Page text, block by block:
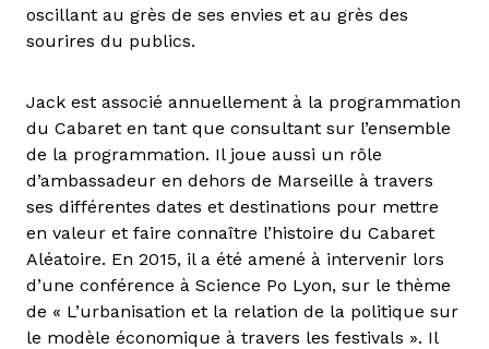
oscillant au grès de ses envies et au grès des
sourires du publics.
Jack est associé annuellement à la programmation
du Cabaret en tant que consultant sur l’ensemble
de la programmation. Il joue aussi un rôle
d’ambassadeur en dehors de Marseille à travers
ses différentes dates et destinations pour mettre
en valeur et faire connaître l’histoire du Cabaret
Aléatoire. En 2015, il a été amené à intervenir lors
d’une conférence à Science Po Lyon, sur le thème
de « L’urbanisation et la relation de la politique sur
le modèle économique à travers les festivals ». Il